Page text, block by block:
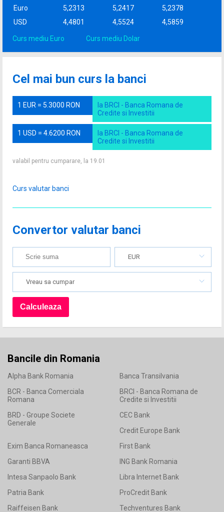
Euro
5,2313 5,2417
5,2378
USD
4,4801 4,5524 4,5859
Curs mediu Euro Curs mediu Dolar
Cel mai bun curs la banci
1 EUR = 5.3000 RON
la BRCI - Banca Romana de
Credite si Investitii
1 USD = 4.6200 RON
la BRCI - Banca Romana de
Credite si Investitii
valabil pentru cumparare, la 19.01
Curs valutar banci
Convertor valutar banci
EUR
Vreau sa cumpar
Bancile din Romania
Alpha Bank Romania
Banca Transilvania
BCR - Banca Comerciala
Romana
BRCI - Banca Romana de
Credite si Investitii
BRD - Groupe Societe
Generale
CEC Bank
Credit Europe Bank
Exim Banca Romaneasca
First Bank
Garanti BBVA
ING Bank Romania
Intesa Sanpaolo Bank
Libra Internet Bank
Patria Bank
ProCredit Bank
Raiffeisen Bank
Techventures Bank